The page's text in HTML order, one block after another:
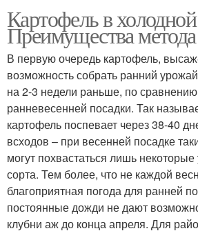
Картофель в
Преимущества метода
В первую очередь картофель,
возможность собрать ранний
на 2-3 недели раньше, по
ранневесенней посадки. Так
картофель поспевает через 38-40
всходов – при весенней посадке
могут похвастаться лишь
сорта. Тем более, что не каждой
благоприятная погода для ранней
постоянные дожди не дают
клубни аж до конца апреля. Для